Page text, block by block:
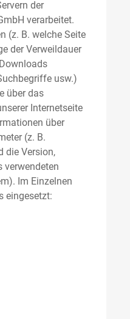
der
verarbeitet.
(z. B. welche Seite
der Verweildauer
usw.)
über das
Internetseite
über
(z. B.
die Version,
verwendeten
Im Einzelnen
eingesetzt: